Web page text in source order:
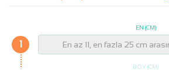
1
EN (CM)
BOY (CM)